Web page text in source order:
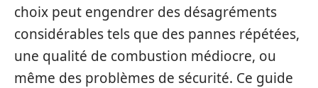
choix peut engendrer des désagréments
considérables tels que des pannes répétées,
une qualité de combustion médiocre, ou
même des problèmes de sécurité. Ce guide